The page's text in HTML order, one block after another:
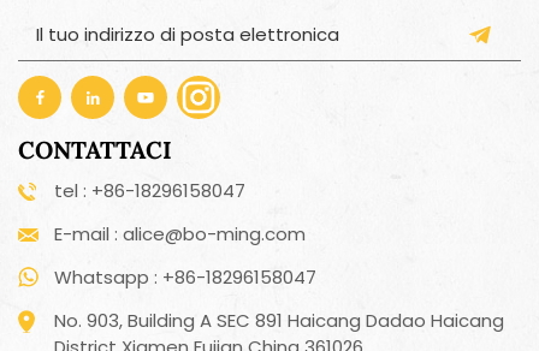
CONTATTACI
tel : +86-18296158047
E-mail : alice@bo-ming.com
Whatsapp : +86-18296158047
No. 903, Building A SEC 891 Haicang Dadao Haicang